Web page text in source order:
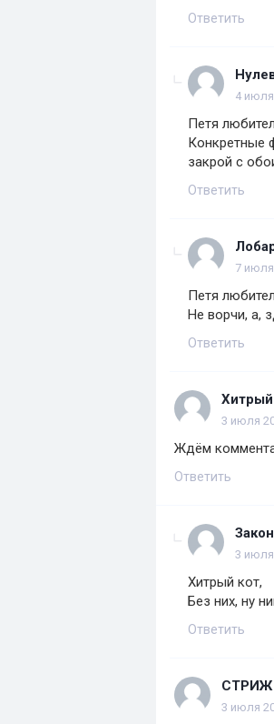
Ответить
4
Петя
Конкретные
закрой с
Ответить
7
Петя
Не ворчи, а,
Ответить
3 июля
Ждём
Ответить
3 июля
Хитрый кот,
Без них, ну
Ответить
СТРИЖ
3 июля